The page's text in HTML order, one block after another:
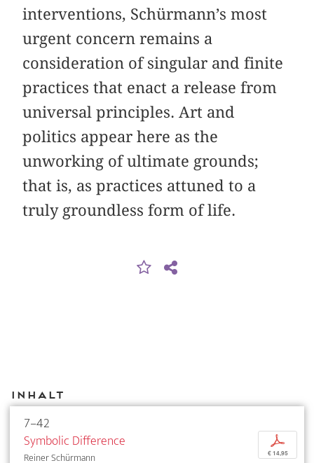
interventions, Schürmann’s most
urgent concern remains a
consideration of singular and finite
practices that enact a release from
universal principles. Art and
politics appear here as the
unworking of ultimate grounds;
that is, as practices attuned to a
truly groundless form of life.
Inhalt
7–42
Symbolic Difference
Reiner Schürmann
p
€ 14,95